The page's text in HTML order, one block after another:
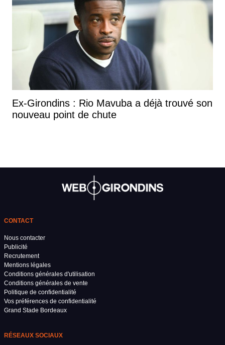
Ex-Girondins : Rio Mavuba a déjà trouvé son
nouveau point de chute
CONTACT
Nous contacter
Publicité
Recrutement
Mentions légales
Conditions générales d'utilisation
Conditions générales de vente
Politique de confidentialité
Vos préférences de confidentialité
Grand Stade Bordeaux
RÉSEAUX SOCIAUX